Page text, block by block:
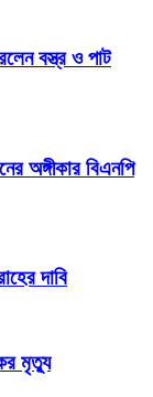
বস্ত্র ও পাট
অঙ্গীকার বিএনপি
দাবি
মৃত্যু